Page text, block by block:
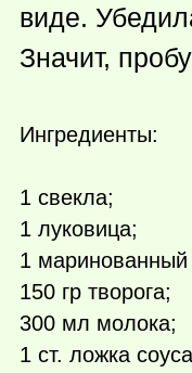
виде.
Значит,
Ингредиенты:
1 свекла;
1 луковица;
1 маринованный
150 гр творога;
300 мл молока;
1 ст. ложка